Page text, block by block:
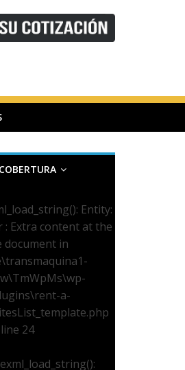
Entity:
: Extra content at the
document in
a-
24